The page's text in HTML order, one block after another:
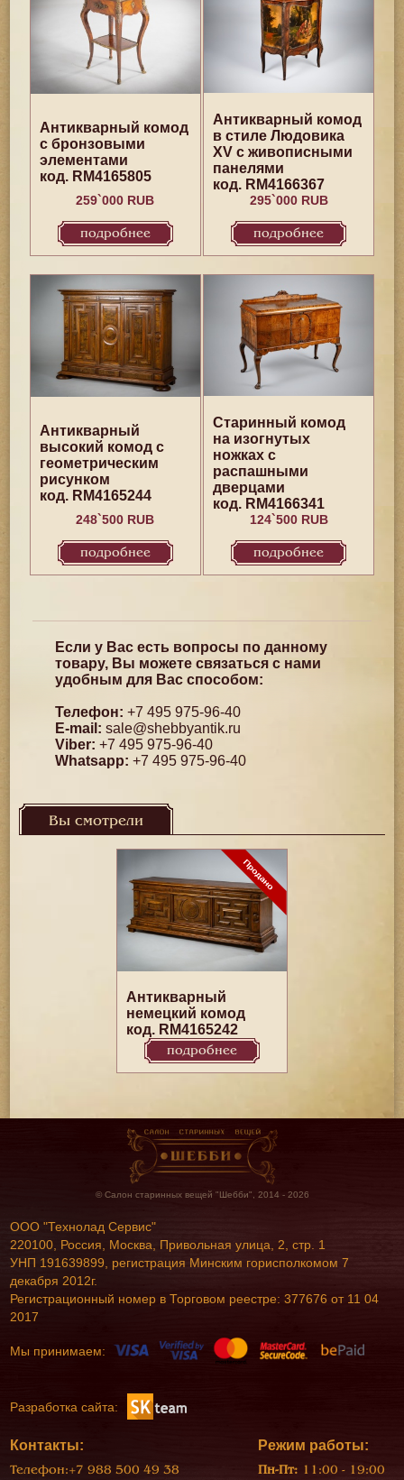
Антикварный комод
с бронзовыми
элементами
код. RM4165805
259`000 RUB
подробнее
Антикварный комод
в стиле Людовика
ХV с живописными
панелями
код. RM4166367
295`000 RUB
подробнее
Антикварный
высокий комод с
геометрическим
рисунком
код. RM4165244
248`500 RUB
подробнее
Старинный комод
на изогнутых
ножках с
распашными
дверцами
код. RM4166341
124`500 RUB
подробнее
Если у Вас есть вопросы по данному
товару, Вы можете связаться с нами
удобным для Вас способом:
Телефон: +7 495 975-96-40
E-mail: sale@shebbyantik.ru
Viber: +7 495 975-96-40
Whatsapp: +7 495 975-96-40
Вы смотрели
Антикварный
немецкий комод
код. RM4165242
подробнее
© Салон старинных вещей "Шебби", 2014 - 2026
ООО "Технолад Сервис"
220100, Россия, Москва, Привольная улица, 2, стр. 1
УНП 191639899, регистрация Минским горисполкомом 7
декабря 2012г.
Регистрационный номер в Торговом реестре: 377676 от 11 04
2017
Мы принимаем:
Разработка сайта:
Контакты:
Телефон:+7 988 500 49 38
Режим работы:
Пн-Пт: 11:00 - 19:00